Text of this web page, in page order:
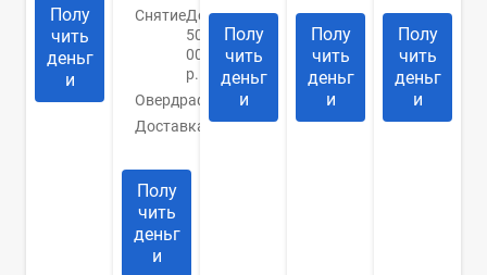
Полу
чить
деньг
и
СнятиеДо
50
000
р.
Овердрафт
Доставка Банк/
Полу
чить
деньг
и
Полу
чить
деньг
и
Полу
чить
деньг
и
Полу
чить
деньг
и